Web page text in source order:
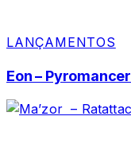
LANÇAMENTOS
Eon – Pyromancer